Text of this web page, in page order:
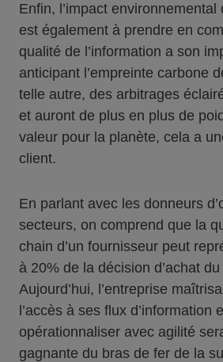
Enfin, l’impact
est également à prendre en
qualité de l’information a son
anticipant l’empreinte carbone
telle autre, des arbitrages
et auront de plus en plus de
valeur pour la planète, cela a
client.
En parlant avec les donneurs
secteurs, on comprend que la
chain d’un fournisseur peut
à 20% de la décision d’achat
Aujourd’hui, l’entreprise
l’accès à ses flux d’information
opérationnaliser avec agilité
gagnante du bras de fer de la